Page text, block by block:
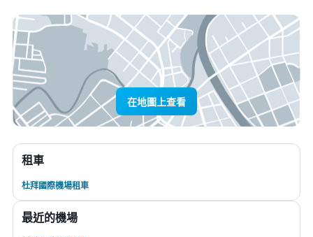
在地圖上查看
租車
杜拜國際機場租車
最近的機場